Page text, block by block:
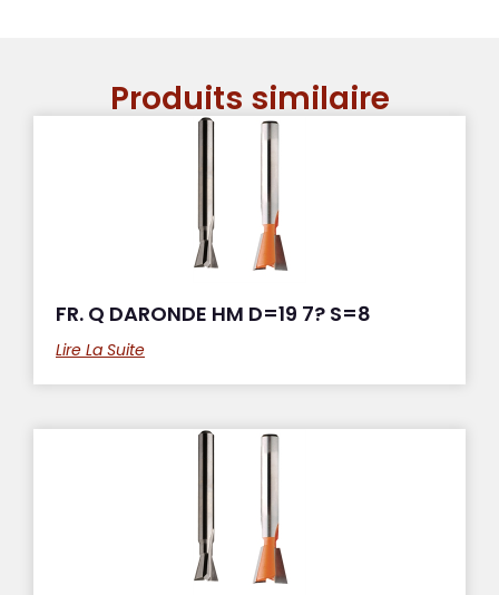
Produits similaire
FR. Q DARONDE HM D=19 7? S=8
Lire La Suite